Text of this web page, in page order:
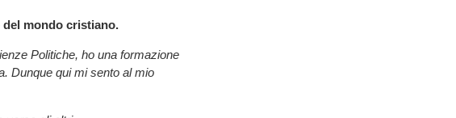
mondo cristiano.
Politiche, ho una formazione
Dunque qui mi sento al mio